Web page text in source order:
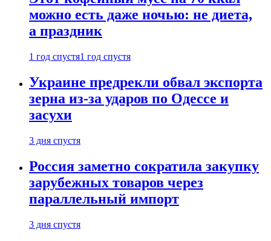
можно есть даже ночью: не диета,
а праздник
1 год спустя1 год спустя
Украине предрекли обвал экспорта
зерна из-за ударов по Одессе и
засухи
3 дня спустя
Россия заметно сократила закупку
зарубежных товаров через
параллельный импорт
3 дня спустя